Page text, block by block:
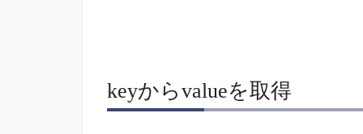
keyからvalueを取得